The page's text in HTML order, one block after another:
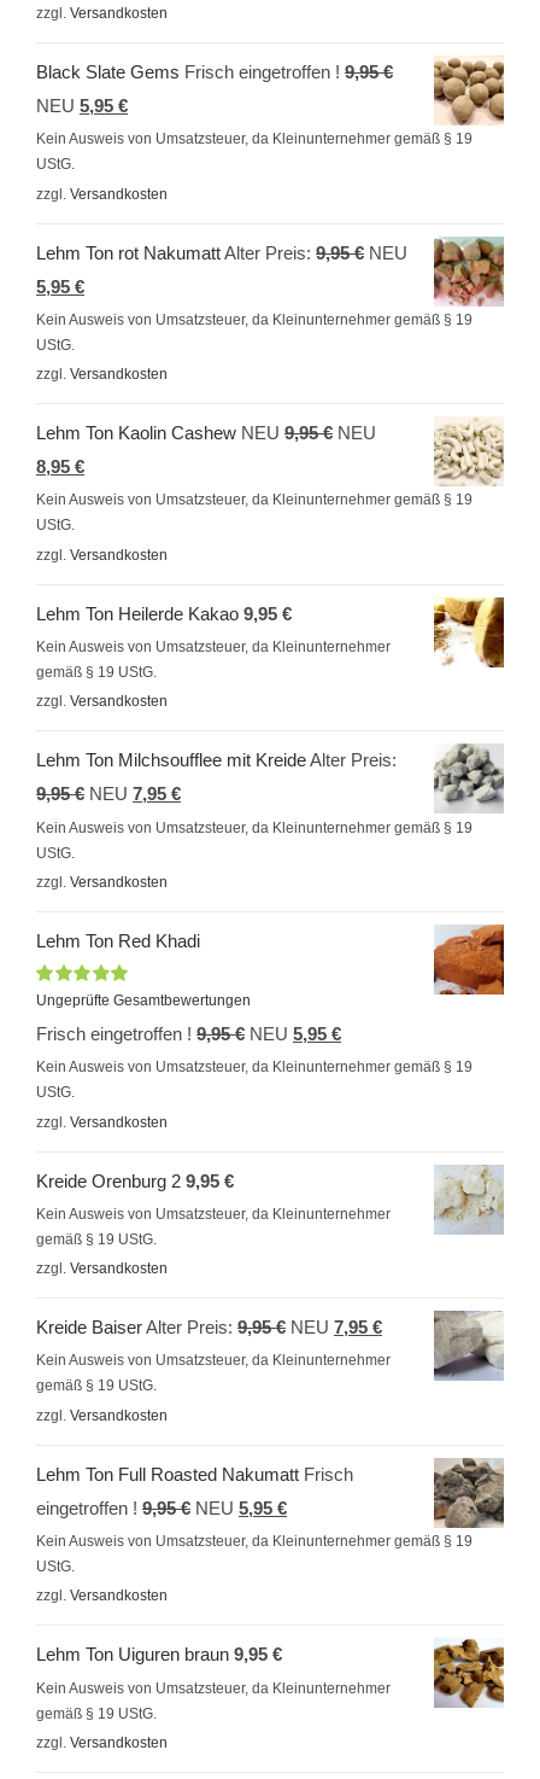
zzgl. Versandkosten
Black Slate Gems Frisch eingetroffen ! 9,95€Ursprünglicher
war:
NEU 5,95 €Aktueller
Preis
5,95 €.
Kein Ausweis von Umsatzsteuer, da Kleinunternehmer gemäß § 19
UStG.
zzgl. Versandkosten
Lehm Ton rot NakumattAlter Preis: 9,95€ Ursprünglicher
war:
NEU
5,95 €Aktueller
Preis
Kein Ausweis von Umsatzsteuer, da Kleinunternehmer gemäß § 19
UStG.
zzgl. Versandkosten
Lehm Ton Kaolin Cashew NEU 9,95€ Ursprünglicher
war:
NEU
8,95 €Aktueller
Preis
8,95 €.
Kein Ausweis von Umsatzsteuer, da Kleinunternehmer gemäß § 19
UStG.
zzgl. Versandkosten
Lehm Ton Heilerde Kakao 9,95 €
Kein Ausweis von Umsatzsteuer, da Kleinunternehmer
gemäß § 19 UStG.
zzgl. Versandkosten
Lehm Ton Milchsoufflee mit KreideAlter Preis:
9,95€ Ursprünglicher
Preis
9,95 €
NEU 7,95 €Aktueller
Preis
Kein Ausweis von Umsatzsteuer, da Kleinunternehmer gemäß § 19
UStG.
zzgl. Versandkosten
Lehm Ton Red Khadi
Bewertet
5
Ungeprüfte Gesamtbewertungen
Frisch eingetroffen ! 9,95€ Ursprünglicher
Preis
NEU 5,95 €Aktueller
Preis
Kein Ausweis von Umsatzsteuer, da Kleinunternehmer gemäß § 19
UStG.
zzgl. Versandkosten
Kreide Orenburg 2 9,95 €
Kein Ausweis von Umsatzsteuer, da Kleinunternehmer
gemäß § 19 UStG.
zzgl. Versandkosten
Kreide BaiserAlter Preis: 9,95€ Ursprünglicher
Preis
NEU 7,95 €Aktueller
Preis
Kein Ausweis von Umsatzsteuer, da Kleinunternehmer
gemäß § 19 UStG.
zzgl. Versandkosten
Lehm Ton Full Roasted Nakumatt Frisch
eingetroffen ! 9,95€ Ursprünglicher
Preis
NEU 5,95 €Aktueller
Preis
Kein Ausweis von Umsatzsteuer, da Kleinunternehmer gemäß § 19
UStG.
zzgl. Versandkosten
Lehm Ton Uiguren braun 9,95 €
Kein Ausweis von Umsatzsteuer, da Kleinunternehmer
gemäß § 19 UStG.
zzgl. Versandkosten